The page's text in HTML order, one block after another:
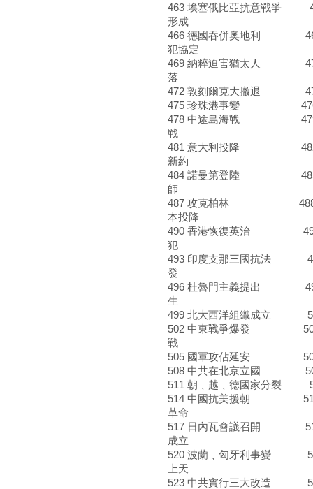
463 埃塞俄比亞抗意戰爭
形成
466 德國吞併奧地利 467
犯協定
469 納粹迫害猶太人 470
落
472 敦刻爾克大撤退
475 珍珠港事變 476 太
478 中途島海戰 479 美
戰
481 意大利投降 482 開
新約
484 諾曼第登陸 485 雅
師
487 攻克柏林 488 蘇
本投降
490 香港恢復英治 491
犯
493 印度支那三國抗法
發
496 杜魯門主義提出
生
499 北大西洋組織成立
502 中東戰爭爆發 503
戰
505 國軍攻佔延安 506
508 中共在北京立國
511 朝﹑越﹑德國家分裂
514 中國抗美援朝 515
革命
517 日內瓦會議召開 518
成立
520 波蘭﹑匈牙利事變
上天
523 中共實行三大改造